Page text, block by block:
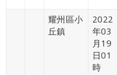
耀州區小
丘鎮
2022
年03
月19
日01
時